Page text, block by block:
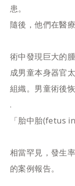
患。
隨後，他們在醫
術中發現巨大的
成男童本身器官
組織。男童術後
.
「胎中胎(fetus
相當罕見，發生
的案例報告。